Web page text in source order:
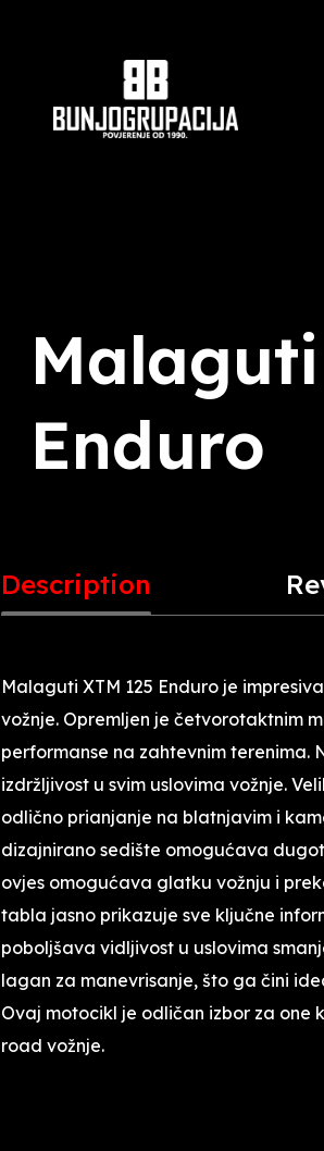
Enduro
Description
Malaguti XTM 125 Enduro je
vožnje. Opremljen je četvorotaktnim
performanse na zahtevnim terenima.
izdržljivost u svim uslovima vožnje.
odlično prianjanje na blatnjavim i
dizajnirano sedište omogućava
ovjes omogućava glatku vožnju i
tabla jasno prikazuje sve ključne
poboljšava vidljivost u uslovima
lagan za manevrisanje, što ga čini
Ovaj motocikl je odličan izbor za one
road vožnje.